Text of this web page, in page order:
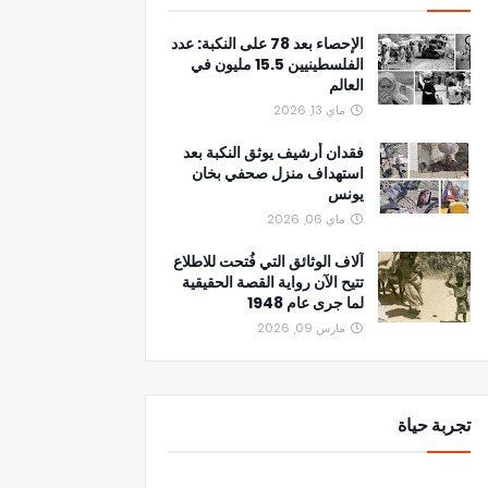
الإحصاء بعد 78 على النكبة: عدد
الفلسطينيين 15.5 مليون في
العالم
ماي 13, 2026
فقدان أرشيف يوثق النكبة بعد
استهداف منزل صحفي بخان
يونس
ماي 06, 2026
آلاف الوثائق التي فُتحت للاطلاع
تتيح الآن رواية القصة الحقيقية
لما جرى عام 1948
مارس 09, 2026
تجربة حياة